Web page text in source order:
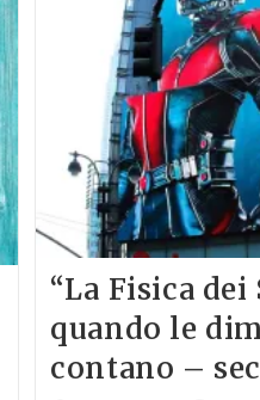
“La Fisica dei
quando le
contano –